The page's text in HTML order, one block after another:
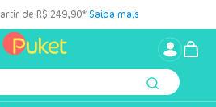
de R$ 249,90* Saiba mais